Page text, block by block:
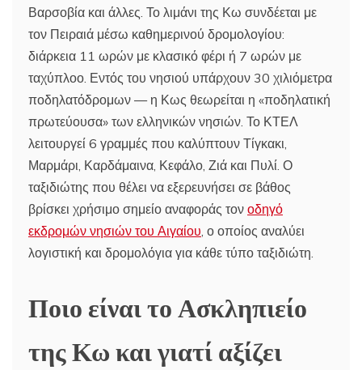
Βαρσοβία και άλλες. Το λιμάνι της Κω συνδέεται με
τον Πειραιά μέσω καθημερινού δρομολογίου:
διάρκεια 11 ωρών με κλασικό φέρι ή 7 ωρών με
ταχύπλοο. Εντός του νησιού υπάρχουν 30 χιλιόμετρα
ποδηλατόδρομων — η Κως θεωρείται η «ποδηλατική
πρωτεύουσα» των ελληνικών νησιών. Το ΚΤΕΛ
λειτουργεί 6 γραμμές που καλύπτουν Τίγκακι,
Μαρμάρι, Καρδάμαινα, Κεφάλο, Ζιά και Πυλί. Ο
ταξιδιώτης που θέλει να εξερευνήσει σε βάθος
βρίσκει χρήσιμο σημείο αναφοράς τον οδηγό
εκδρομών νησιών του Αιγαίου, ο οποίος αναλύει
λογιστική και δρομολόγια για κάθε τύπο ταξιδιώτη.
Ποιο είναι το Ασκληπιείο
της Κω και γιατί αξίζει